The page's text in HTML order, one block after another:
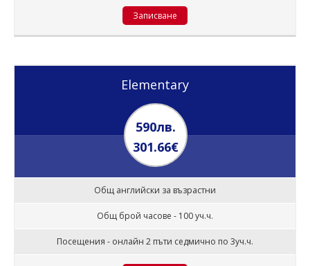
Записване
Elementary
590лв.
301.66€
Общ английски за възрастни
Общ брой часове - 100 уч.ч.
Посещения - онлайн 2 пъти седмично по 3уч.ч.